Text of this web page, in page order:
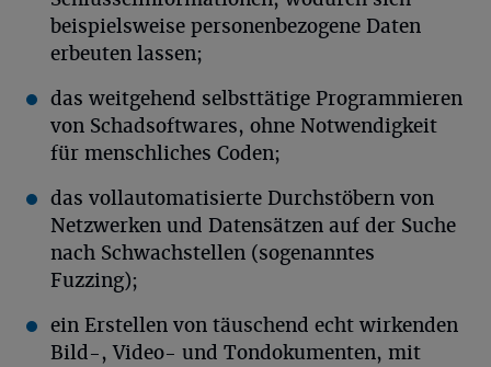
beispielsweise personenbezogene Daten
erbeuten lassen;
das weitgehend selbsttätige Programmieren
von Schadsoftwares, ohne Notwendigkeit
für menschliches Coden;
das vollautomatisierte Durchstöbern von
Netzwerken und Datensätzen auf der Suche
nach Schwachstellen (sogenanntes
Fuzzing);
ein Erstellen von täuschend echt wirkenden
Bild-, Video- und Tondokumenten, mit